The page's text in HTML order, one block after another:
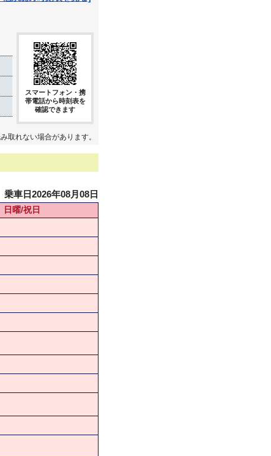
スマートフォン・携
帯電話から時刻表を
確認できます
取れない場合があります。
乗車日2026年08月08日
日曜/祝日